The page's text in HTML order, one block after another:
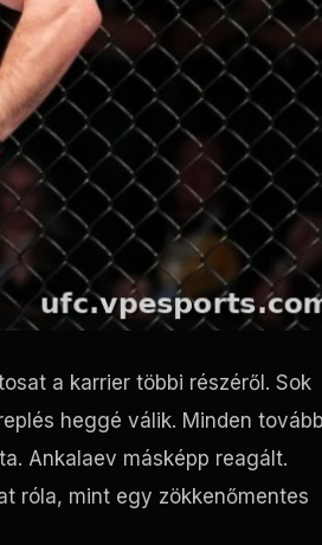
a karrier többi részéről. Sok
heggé válik. Minden
Ankalaev másképp reagált.
róla, mint egy zökkenőmentes